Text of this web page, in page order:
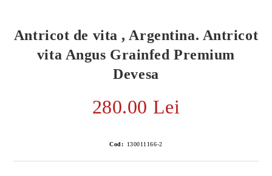
Antricot de vita , Argentina. Antricot
vita Angus Grainfed Premium
Devesa
280.00 Lei
Cod: 130011166-2